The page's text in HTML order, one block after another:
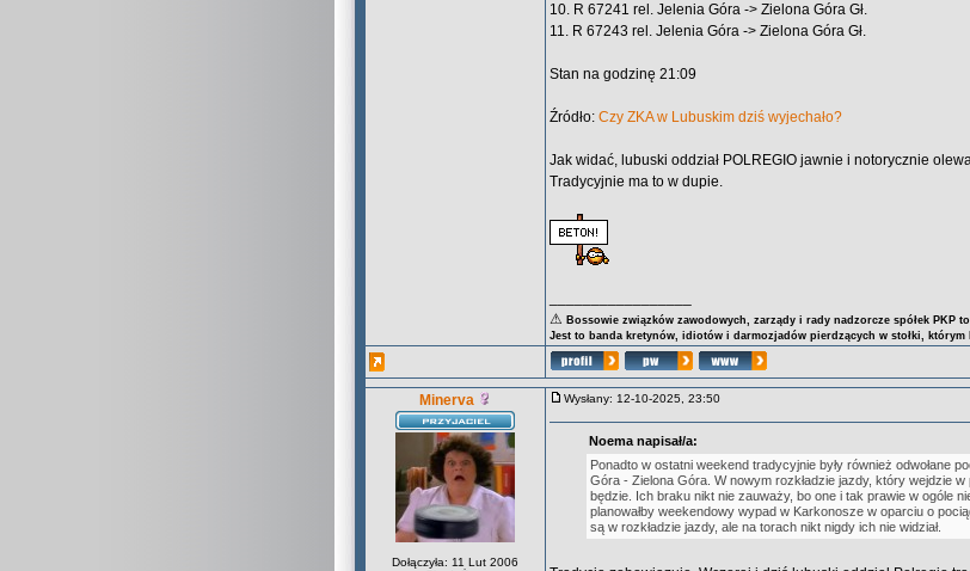
10. R 67241 rel. Jelenia Góra -> Zielona Góra Gł.
11. R 67243 rel. Jelenia Góra -> Zielona Góra Gł.
Stan na godzinę 21:09
Źródło: Czy ZKA w Lubuskim dziś wyjechało?
Jak widać, lubuski oddział POLREGIO jawnie i notorycznie
Tradycyjnie ma to w dupie.
⚠ Bossowie związków zawodowych, zarządy i rady nadzorcze spółek PKP
Jest to banda kretynów, idiotów i darmozjadów pierdzących w stołki, którym
Minerva
Dołączyła: 11 Lut 2006
Wysłany: 12-10-2025, 23:50
Noema napisał/a:
Ponadto w ostatni weekend tradycyjnie były również odwołane
Góra - Zielona Góra. W nowym rozkładzie jazdy, który wejdzie w
będzie. Ich braku nikt nie zauważy, bo one i tak prawie w ogóle
planowałby weekendowy wypad w Karkonosze w oparciu o
są w rozkładzie jazdy, ale na torach nikt nigdy ich nie widział.